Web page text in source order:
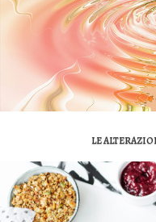
LE